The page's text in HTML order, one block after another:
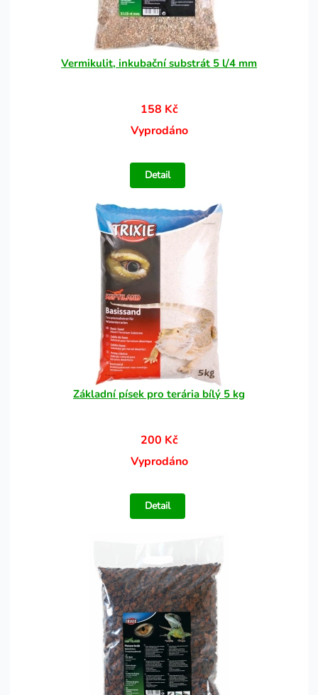
Vermikulit, inkubační substrát 5 l/4 mm
158 Kč
Vyprodáno
Detail
Základní písek pro terária bílý 5 kg
200 Kč
Vyprodáno
Detail